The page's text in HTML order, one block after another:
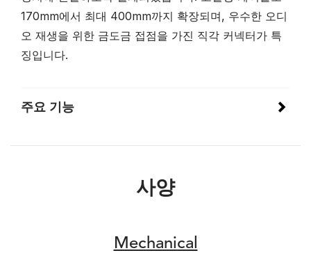
170mm에서 최대 400mm까지 확장되며, 우수한 오디
오 재생을 위한 금도금 접점을 가진 직각 커넥터가 특
징입니다.
주요 기능
사양
Mechanical